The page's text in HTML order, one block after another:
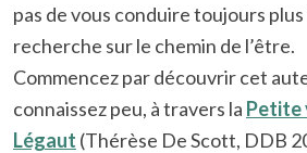
pas de vous conduire toujours
recherche sur le chemin de l’être.
Commencez par découvrir cet
connaissez peu, à travers la Petite
Légaut (Thérèse De Scott, DDB